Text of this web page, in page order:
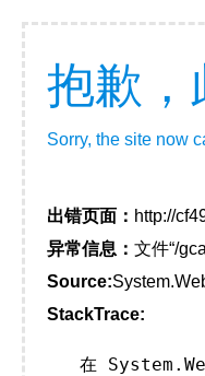
抱歉，
Sorry, the site now
出错页面： http://
异常信息： 文件“/
Source:
StackTrace:
在